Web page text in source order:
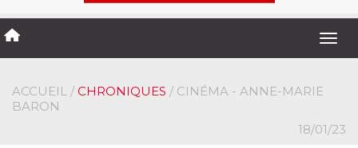
ACCUEIL / CHRONIQUES / CINÉMA - ANNE-MARIE
BARON
18/01/23